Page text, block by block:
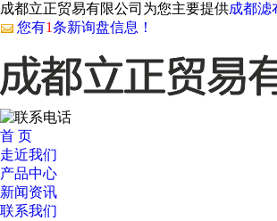
成都立正贸易有限公司为您主要提供成都滤
您有1条新询盘信息！
首 页
走近我们
产品中心
新闻资讯
联系我们